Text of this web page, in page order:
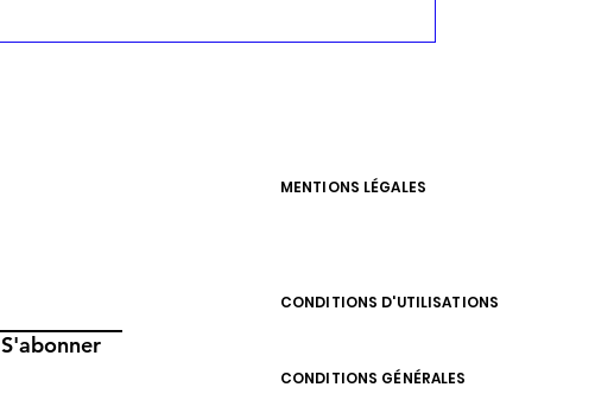
MENTIONS LÉGALES
S'abonner
CONDITIONS D'UTILISATIONS
CONDITIONS GÉNÉRALES